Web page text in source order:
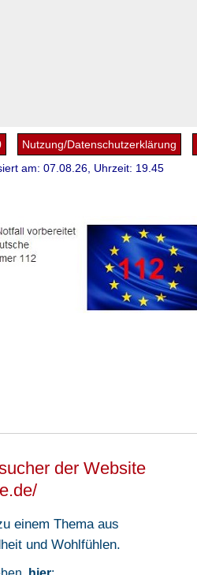
Nutzung/Datenschutzerklärung
am: 07.08.26, Uhrzeit: 19.45
der Website
einem Thema aus
und Wohlfühlen.